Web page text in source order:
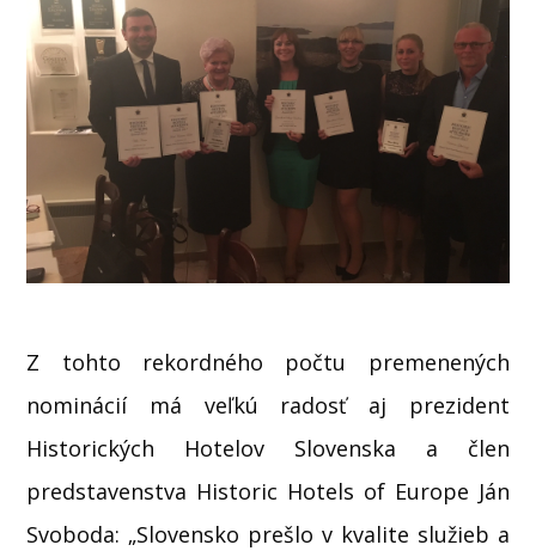
Z tohto rekordného počtu premenených
nominácií má veľkú radosť aj prezident
Historických Hotelov Slovenska a člen
predstavenstva Historic Hotels of Europe Ján
Svoboda: „Slovensko prešlo v kvalite služieb a